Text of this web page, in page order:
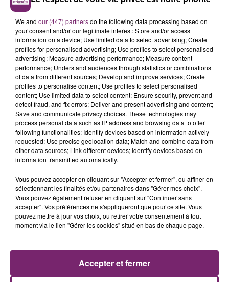
La Bulle - Guinguette éphémère
de Frelinghien !
éclipse solaire du 12 Août 2026
158 pompiers de la région sont
partis hier soir pour la Gironde
We and our (447) partnersdo the following data processing based on
your consent and/or our legitimate interest: Store and/or access
information on a device; Use limited data to select advertising; Create
profiles for personalised advertising; Use profiles to select personalised
advertising; Measure advertising performance; Measure content
performance; Understand audiences through statistics or combinations
of data from different sources; Develop and improve services; Create
profiles to personalise content; Use profiles to select personalised
content; Use limited data to select content; Ensure security, prevent and
detect fraud, and fix errors; Deliver and present advertising and content;
Save and communicate privacy choices. These technologies may
process personal data such as IP address and browsing data to offer
following functionalities: Identify devices based on information actively
requested; Use precise geolocation data; Match and combine data from
other data sources; Link different devices; Identify devices based on
information transmitted automatically.
Vous pouvez accepter en cliquant sur "Accepter et fermer", ou affiner en
sélectionnant les finalités et/ou partenaires dans "Gérer mes choix".
Vous pouvez également refuser en cliquant sur "Continuer sans
accepter". Vos préférences ne s'appliqueront que pour ce site. Vous
pouvez mettre à jour vos choix, ou retirer votre consentement à tout
moment via le lien "Gérer les cookies" situé en bas de chaque page.
Accepter et fermer